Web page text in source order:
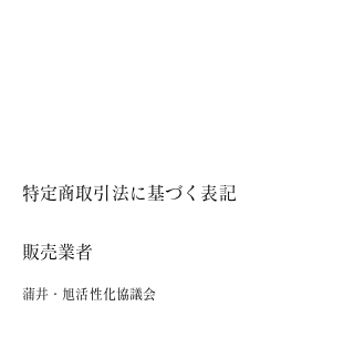
​特定商取引法に基づく表記
​販売業者
蒲井・旭活性化協議会